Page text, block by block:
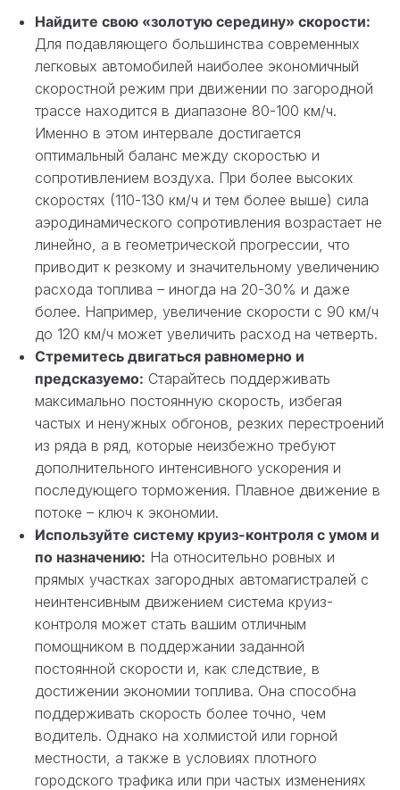
Найдите свою «золотую середину» скорости:
Для подавляющего большинства современных
легковых автомобилей наиболее экономичный
скоростной режим при движении по загородной
трассе находится в диапазоне 80-100 км/ч.
Именно в этом интервале достигается
оптимальный баланс между скоростью и
сопротивлением воздуха. При более высоких
скоростях (110-130 км/ч и тем более выше) сила
аэродинамического сопротивления возрастает не
линейно, а в геометрической прогрессии, что
приводит к резкому и значительному увеличению
расхода топлива – иногда на 20-30% и даже
более. Например, увеличение скорости с 90 км/ч
до 120 км/ч может увеличить расход на четверть.
Стремитесь двигаться равномерно и
предсказуемо: Старайтесь поддерживать
максимально постоянную скорость, избегая
частых и ненужных обгонов, резких перестроений
из ряда в ряд, которые неизбежно требуют
дополнительного интенсивного ускорения и
последующего торможения. Плавное движение в
потоке – ключ к экономии.
Используйте систему круиз-контроля с умом и
по назначению: На относительно ровных и
прямых участках загородных автомагистралей с
неинтенсивным движением система круиз-
контроля может стать вашим отличным
помощником в поддержании заданной
постоянной скорости и, как следствие, в
достижении экономии топлива. Она способна
поддерживать скорость более точно, чем
водитель. Однако на холмистой или горной
местности, а также в условиях плотного
городского трафика или при частых изменениях